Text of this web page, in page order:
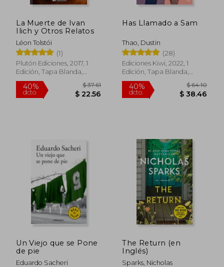
La Muerte de Ivan
Ilich y Otros Relatos
Léon Tolstói
(1)
Plutón Ediciones, 2017, 1
Edición, Tapa Blanda,
Nuevo
Has Llamado a Sam
Thao, Dustin
(28)
Ediciones Kiwi, 2022, 1
Edición, Tapa Blanda,
Nuevo
Un Viejo que se Pone
de pie
Eduardo Sacheri
The Return (en
Inglés)
Sparks, Nicholas